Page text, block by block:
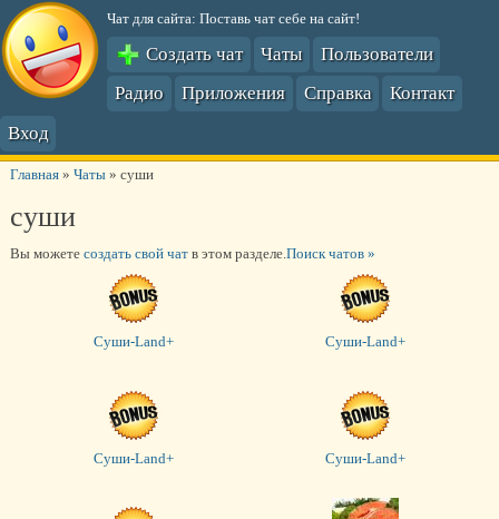
Чат для сайта: Поставь чат себе на сайт!
Создать чат Чаты
Пользователи
Радио
Приложения Справка
Контакт
Вход
Главная» Чаты» суши
суши
Вы можете создать свой чатв этом разделе.Поиск чатов »
Суши-Land+ Суши-Land+
Суши-Land+ Суши-Land+